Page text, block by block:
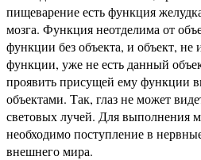
пищеварение есть функция
мозга. Функция неотделима от
функции без объекта, и объект,
функции, уже не есть данный
проявить присущей ему функции
объектами. Так, глаз не может
световых лучей. Для выполнения
необходимо поступление в
внешнего мира.